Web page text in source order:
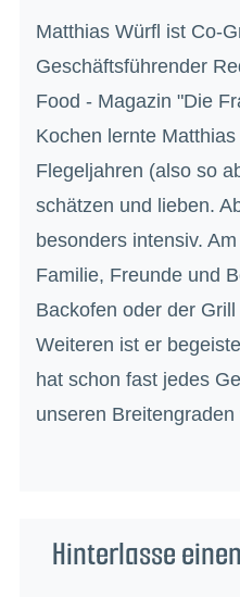
Matthias Würfl ist Co-
Geschäftsführender
Food - Magazin "Die
Kochen lernte
Flegeljahren (also so
schätzen und lieben.
besonders intensiv.
Familie, Freunde und
Backofen oder der
Weiteren ist er
hat schon fast jedes
unseren Breitengraden
Hinterlasse